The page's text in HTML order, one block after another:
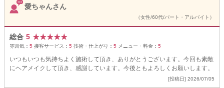
愛ちゃんさん
（女性/60代/パート・アルバイト）
総合 5 ★★★★★
雰囲気： 5 接客サービス： 5 技術・仕上がり： 5 メニュー・料金： 5
いつもいつも気持ちよく施術して頂き、ありがとうございます。今回も素敵
にヘアメイクして頂き、感謝しています。今後ともよろしくお願いします。
[投稿日] 2026/07/05